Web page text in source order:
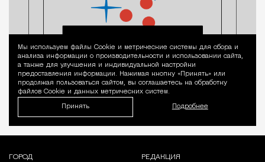
Уведомление
Мы используем файлы Сookie и метрические системы для сбора и
анализа информации о производительности и использовании сайта,
а также для улучшения и индивидуальной настройки
предоставления информации. Нажимая кнопку «Принять» или
продолжая пользоваться сайтом, вы соглашаетесь на обработку
файлов Cookie и данных метрических систем.
Принять Подробнее
ГОРОД РЕДАКЦИЯ